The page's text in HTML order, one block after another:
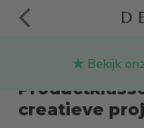
★ Bekijk
Waarom
creatieve